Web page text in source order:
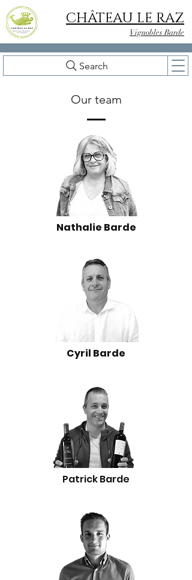
Search
CHÂTEAU LE RAZ
Vignobles Barde
Our team
Nathalie Barde
Cyril Barde
Patrick Barde